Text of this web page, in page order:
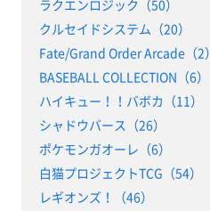
ラクエンロジック（50）
クルセイドシステム（20）
Fate/Grand Order Arcade（2）
BASEBALL COLLECTION（6）
ハイキュー！！バボカ（11）
シャドウバース（26）
ポケモンガオーレ（6）
白猫プロジェクトTCG（54）
レギオンズ！（46）